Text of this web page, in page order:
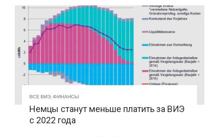
ВСЕ ВИЭ ФИНАНСЫ
Немцы станут меньше платить за ВИЭ
с 2022 года